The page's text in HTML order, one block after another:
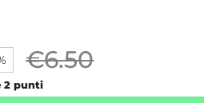
€6.50
2 punti